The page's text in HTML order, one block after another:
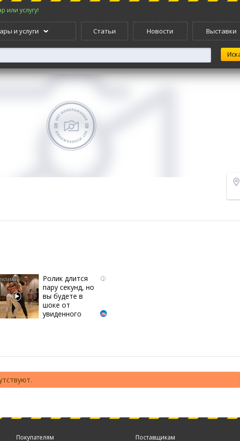
или услугу!
и услуги Статьи Новости Выставки
i
Ролик длится
пару секунд, но
вы будете в
шоке от
увиденного
Покупателям Поставщикам